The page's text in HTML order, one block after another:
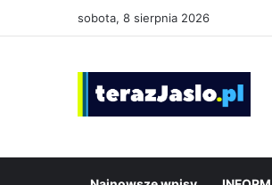
sobota, 8 sierpnia 2026